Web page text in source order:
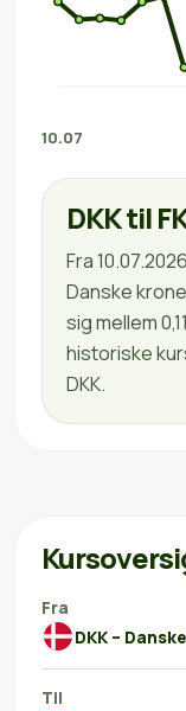
10.07
DKK til
Fra
Danske
sig mellem
historiske
DKK.
Fra
DKK –
Til